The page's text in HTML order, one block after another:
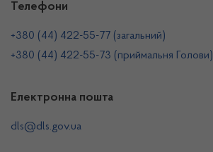
Телефони
+380 (44) 422-55-77 (загальний)
+380 (44) 422-55-73 (приймальня Голови)
Електронна пошта
dls@dls.gov.ua